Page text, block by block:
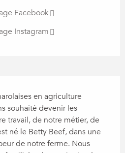
Facebook
Instagram
en agriculture
souhaité devenir les
travail, de notre métier, de
né le Betty Beef, dans une
de notre ferme. Nous